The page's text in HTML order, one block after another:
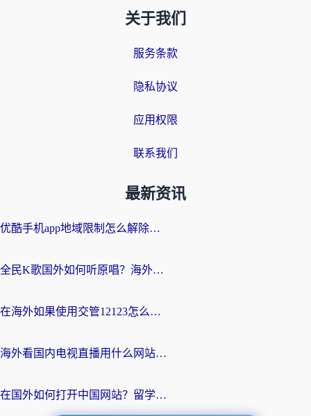
关于我们
服务条款
隐私协议
应用权限
联系我们
最新资讯
优酷手机app地域限制怎么解除？海外党亲测有效的追剧方案
全民K歌国外如何听原唱？海外党亲测有效的回国加速器选择指南
在海外如果使用交管12123怎么处理？留学生亲测有效的回国加速方案
海外看国内电视直播用什么网站比较好？一篇解决你所有追剧难题的实用指南
在国外如何打开中国网站？留学生与海外华人的无缝访问指南